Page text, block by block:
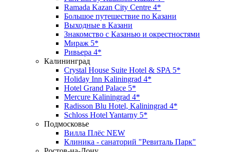
Ramada Kazan City Centre 4*
Большое путешествие по Казани
Выходные в Казани
Знакомство с Казанью и окрестностями
Мираж 5*
Ривьера 4*
Калининград
Crystal House Suite Hotel & SPA 5*
Holiday Inn Kaliningrad 4*
Hotel Grand Palace 5*
Mercure Kaliningrad 4*
Radisson Blu Hotel, Kaliningrad 4*
Schloss Hotel Yantarny 5*
Подмосковье
Вилла Плёс NEW
Клиника - санаторий "Ревиталь Парк"